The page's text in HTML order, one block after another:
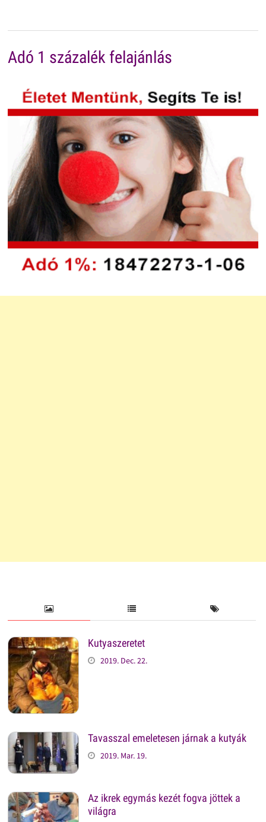
Adó 1 százalék felajánlás
Kutyaszeretet
2019. Dec. 22.
Tavasszal emeletesen járnak a kutyák
2019. Mar. 19.
Az ikrek egymás kezét fogva jöttek a
világra